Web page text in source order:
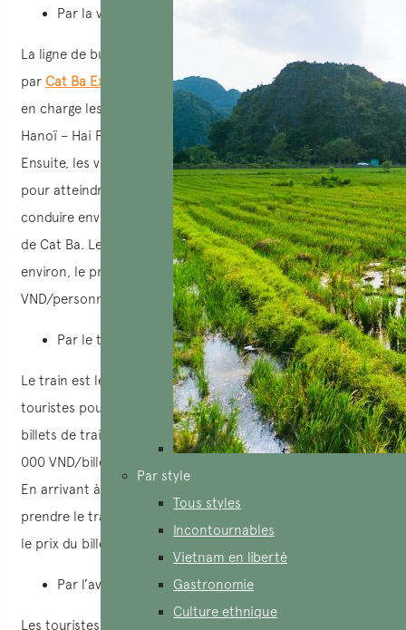
Par style
Tous styles
Incontournables
Vietnam en liberté
Gastronomie
Culture ethnique
Par la voiture
La ligne de bus Hanoï – Hai Phong – Cat Ba est exploitée
par Cat Ba Express Transport Company. La voiture prend
en charge les passagers à Hanoï et emprunte l’autoroute
Hanoï – Hai Phong jusqu’à Ben Giot (district de Cat Hai).
Ensuite, les visiteurs prendront un bateau à grande vitesse
pour atteindre Ben Cai Vieng. De là, il vous suffit de
conduire environ 30 minutes pour atteindre la commune
de Cat Ba. Le trajet complet ne prend que 3,5 à 4 heures
environ, le prix des billets varie de 240 000 à 290 000
VND/personne/trajet, selon la basse ou la haute saison.
Par le train
Le train est le moyen de prédilection de nombreux
touristes pour se rendre au parc national de Cat Ba. Les
billets de train de Hanoï à Haiphong coûtent environ 60
000 VND/billet, le temps de trajet est supérieur à 2 heures.
En arrivant à Hai Phong, les touristes continuent de
prendre le train à grande vitesse jusqu’à la ville de Cat Ba,
le prix du billet est de 220 000 VND/personne.
Par l’avion
Les touristes des provinces reculées peuvent choisir l’avion